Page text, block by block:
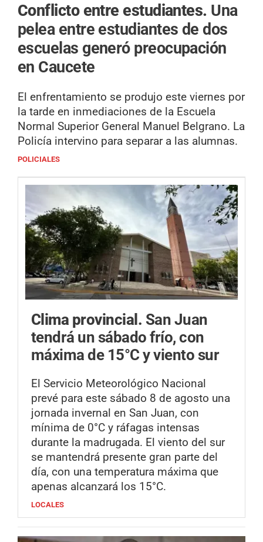
Conflicto entre estudiantes. Una
pelea entre estudiantes de dos
escuelas generó preocupación
en Caucete
El enfrentamiento se produjo este viernes por
la tarde en inmediaciones de la Escuela
Normal Superior General Manuel Belgrano. La
Policía intervino para separar a las alumnas.
POLICIALES
Clima provincial. San Juan
tendrá un sábado frío, con
máxima de 15°C y viento sur
El Servicio Meteorológico Nacional
prevé para este sábado 8 de agosto una
jornada invernal en San Juan, con
mínima de 0°C y ráfagas intensas
durante la madrugada. El viento del sur
se mantendrá presente gran parte del
día, con una temperatura máxima que
apenas alcanzará los 15°C.
LOCALES